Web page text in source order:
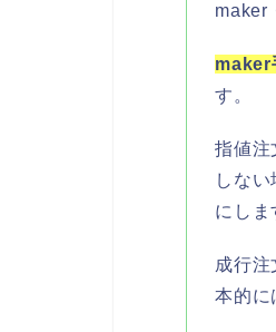
maker
maker
す。
指値注
しな
にしま
成行
本的に